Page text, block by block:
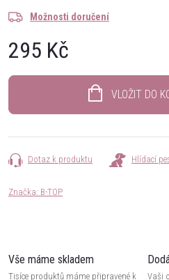
Možnosti doručení
295 Kč
VLOŽIT DO
Dotaz k produktu Hlídací
Značka: B-TOP
Vše máme skladem
Tisíce produktů máme připravené k
Vaši